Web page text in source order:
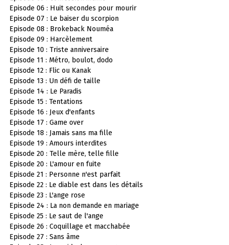
Episode 06 : Huit secondes pour mourir
Episode 07 : Le baiser du scorpion
Episode 08 : Brokeback Nouméa
Episode 09 : Harcèlement
Episode 10 : Triste anniversaire
Episode 11 : Métro, boulot, dodo
Episode 12 : Flic ou Kanak
Episode 13 : Un défi de taille
Episode 14 : Le Paradis
Episode 15 : Tentations
Episode 16 : Jeux d'enfants
Episode 17 : Game over
Episode 18 : Jamais sans ma fille
Episode 19 : Amours interdites
Episode 20 : Telle mère, telle fille
Episode 20 : L'amour en fuite
Episode 21 : Personne n'est parfait
Episode 22 : Le diable est dans les détails
Episode 23 : L'ange rose
Episode 24 : La non demande en mariage
Episode 25 : Le saut de l'ange
Episode 26 : Coquillage et macchabée
Episode 27 : Sans âme